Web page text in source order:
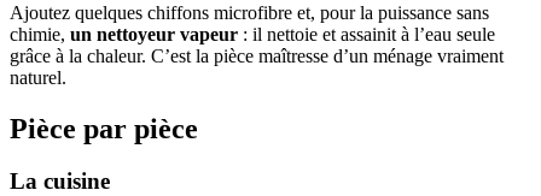
Ajoutez quelques chiffons microfibre et, pour la puissance sans
chimie, un nettoyeur vapeur : il nettoie et assainit à l’eau seule
grâce à la chaleur. C’est la pièce maîtresse d’un ménage vraiment
naturel.
Pièce par pièce
La cuisine